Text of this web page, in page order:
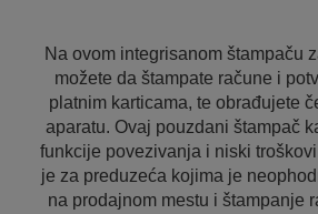
Na ovom integrisanom štampaču
možete da štampate račune i
platnim karticama, te obrađujete
aparatu. Ovaj pouzdani štampač
funkcije povezivanja i niski
je za preduzeća kojima je
na prodajnom mestu i štampanje